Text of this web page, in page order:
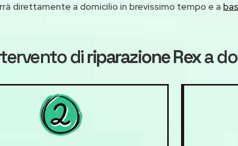
direttamente a domicilio in brevissimo tempo e a
diriparazione Rexa